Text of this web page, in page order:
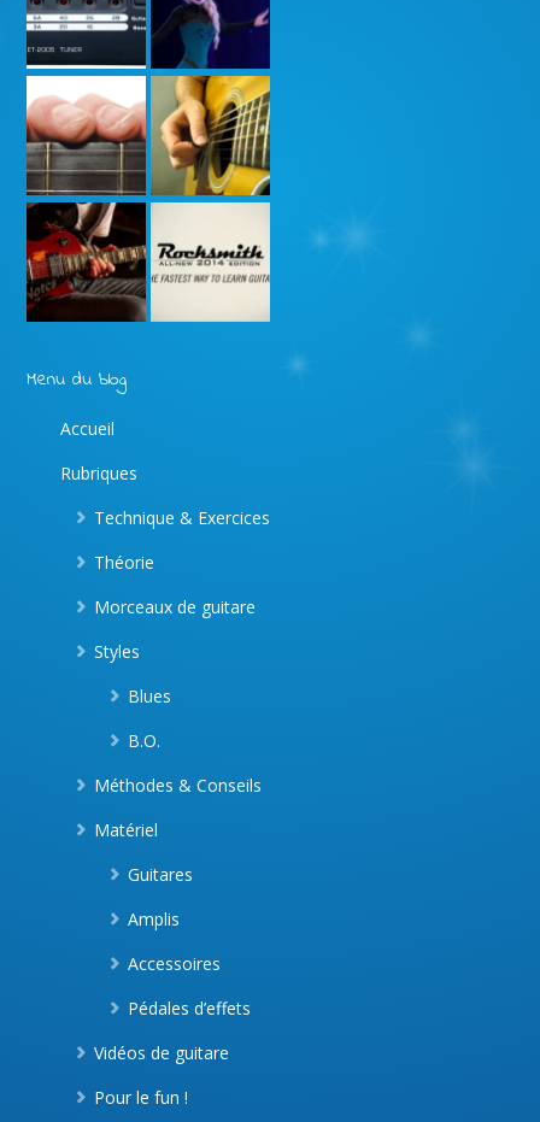
Menu du blog
Accueil
Rubriques
Technique & Exercices
Théorie
Morceaux de guitare
Styles
Blues
B.O.
Méthodes & Conseils
Matériel
Guitares
Amplis
Accessoires
Pédales d’effets
Vidéos de guitare
Pour le fun !